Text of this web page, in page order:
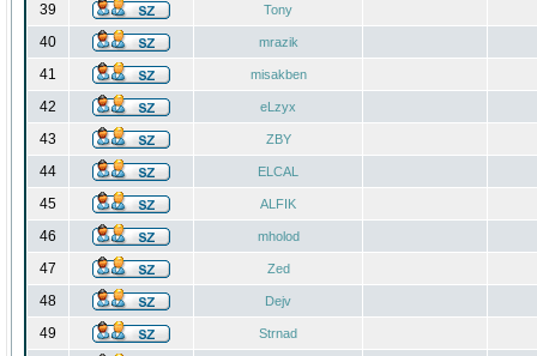
39 Tony
40 mrazik
41 misakben
42 eLzyx
43 ZBY
44 ELCAL
45 ALFIK
46 mholod
47 Zed
48 Dejv
49 Strnad